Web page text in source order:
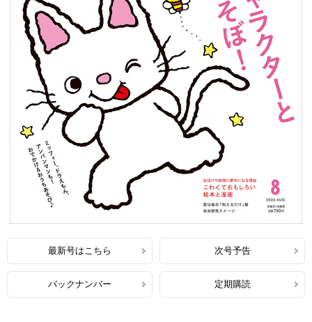
最新号はこちら 次号予告
バックナンバー 定期購読